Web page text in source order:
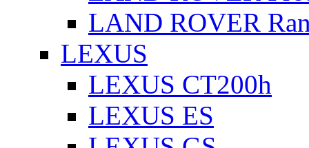
LAND ROVER
LEXUS
LEXUS CT200h
LEXUS ES